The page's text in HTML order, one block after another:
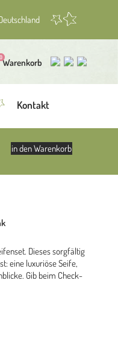
0Warenkorb
Kontakt
in den Warenkorb
Dieses sorgfältig
eine luxuriöse Seife,
Gib beim Check-